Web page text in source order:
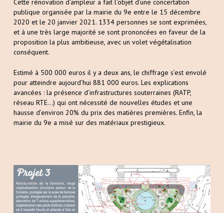
publique organisée par la mairie du 9e entre le 15 décembre
2020 et le 20 janvier 2021. 1334 personnes se sont exprimées,
et à une très large majorité se sont prononcées en faveur de la
proposition la plus ambitieuse, avec un volet végétalisation
conséquent.
Estimé à 500 000 euros il y a deux ans, le chiffrage s’est envolé
pour atteindre aujourd’hui 881 000 euros. Les explications
avancées : la présence d’infrastructures souterraines (RATP,
réseau RTE…) qui ont nécessité de nouvelles études et une
hausse d’environ 20% du prix des matières premières. Enfin, la
mairie du 9e a misé sur des matériaux prestigieux.